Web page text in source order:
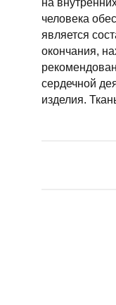
на
человека
является
окончания,
сердечной
изделия.